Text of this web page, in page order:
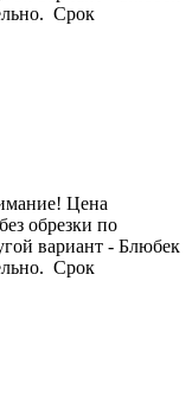
Срок
Цена
обрезки по
вариант - Блюбек
Срок